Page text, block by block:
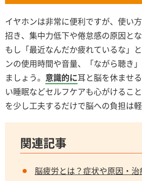
イヤホンは非常に便利ですが、使い
招き、集中力低下や倦怠感の原因と
もし「最近なんだか疲れているな」
ンの使用時間や音量、「ながら聴き
ましょう。 意識的に耳と脳を休ませ
い睡眠などセルフケアも心がけるこ
を少し工夫するだけで脳への負担は軽
関連記事
脳疲労とは？症状や原因・